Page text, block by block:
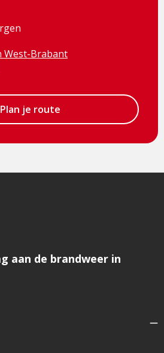
West-Brabant
Plan je route
aan de brandweer in